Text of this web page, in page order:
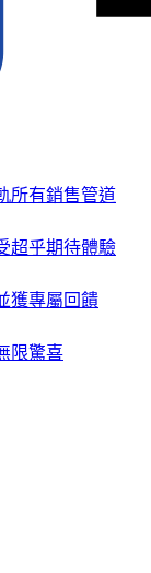
所有銷售管道
超乎期待體驗
獲專屬回饋
限驚喜